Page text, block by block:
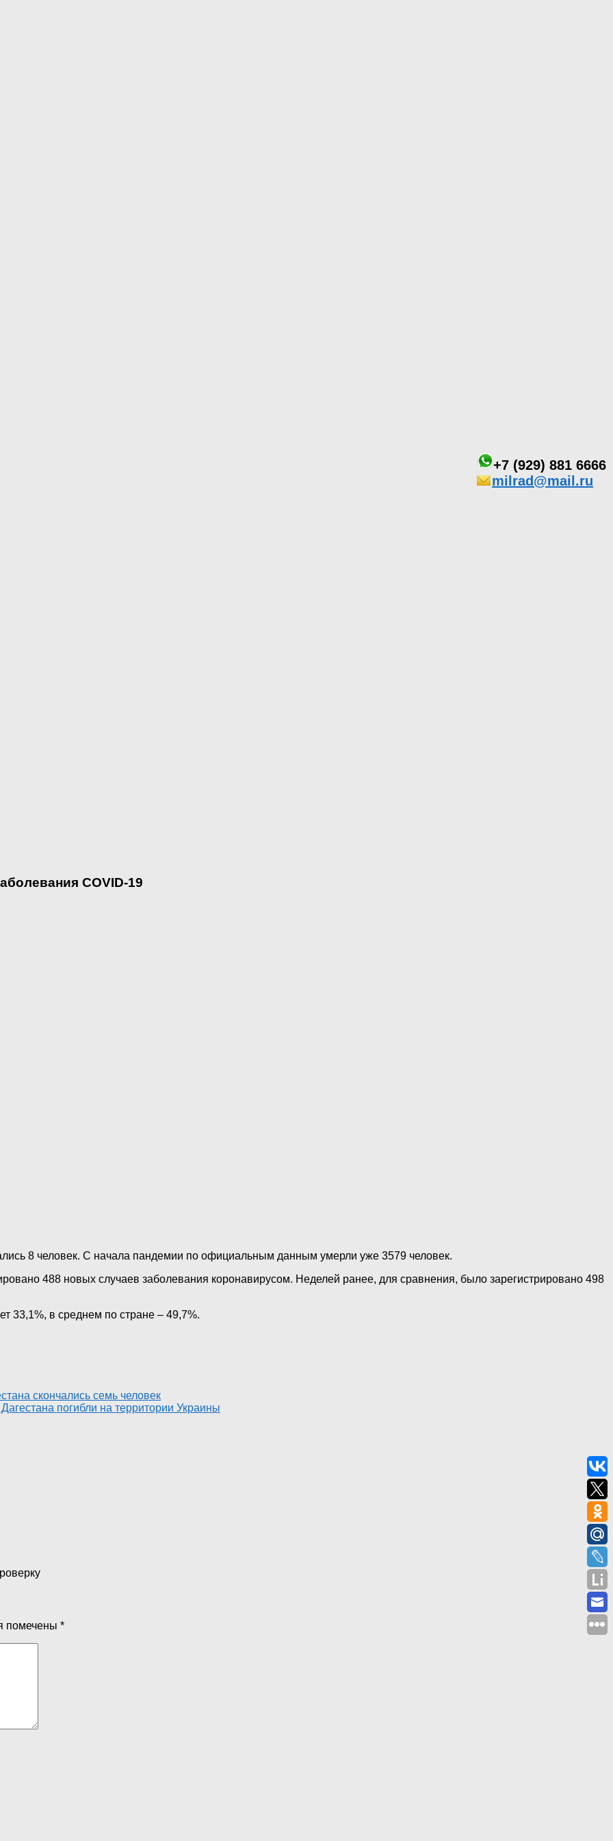
+7 (929) 881 6666
milrad@mail.ru
COVID-19
8 человек. С начала пандемии по официальным данным умерли уже 3579 человек.
488 новых случаев заболевания коронавирусом. Неделей ранее, для сравнения, было зарегистрировано 498
33,1%, в среднем по стране – 49,7%.
скончались семь человек
погибли на территории Украины
помечены *